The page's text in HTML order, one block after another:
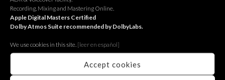
Recording, Mixing and Mastering Online.
Apple Digital Masters Certified
Dolby Atmos Suite recommended by DolbyLabs.
We use cookies in this site. [leer en español]
Accept cookies